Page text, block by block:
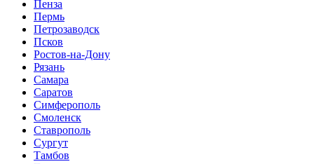
Пенза
Пермь
Петрозаводск
Псков
Ростов-на-Дону
Рязань
Самара
Саратов
Симферополь
Смоленск
Ставрополь
Сургут
Тамбов